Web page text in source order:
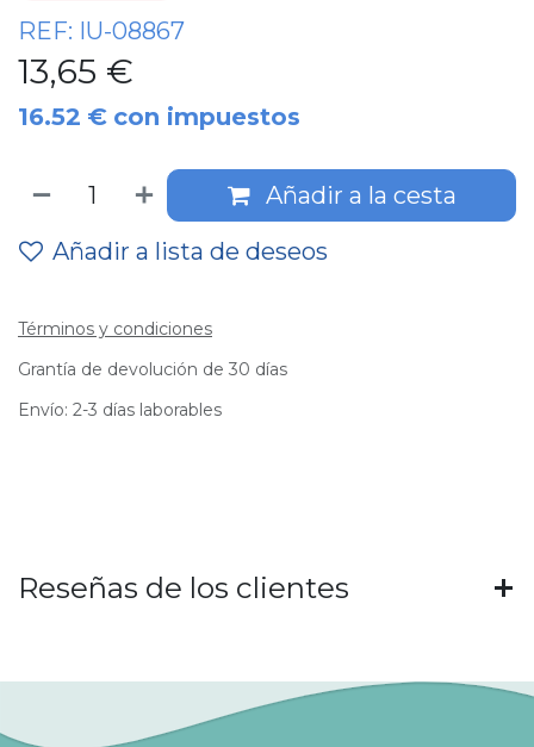
REF: IU-08867
13,65 €
16.52 € con impuestos
Añadir a la cesta
Añadir a lista de deseos
Términos y condiciones
Grantía de devolución de 30 días
Envío: 2-3 días laborables
Reseñas de los clientes